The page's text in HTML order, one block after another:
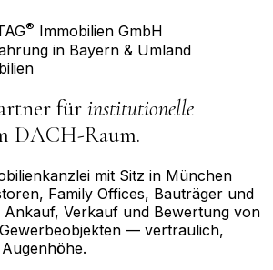
® Immobilien GmbH
in Bayern & Umland
für institutionelle
DACH-Raum.
mit Sitz in München
Family Offices, Bauträger und
Ankauf, Verkauf und Bewertung von
— vertraulich,